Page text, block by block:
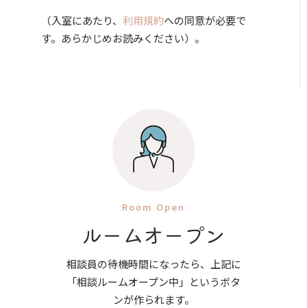
（入室にあたり、 利用規約への同意が必要で
す。あらかじめお読みください）。
Room Open
ルームオープン
相談員の待機時間になったら、上記に
「相談ルームオープン中」というボタ
ンが作られます。